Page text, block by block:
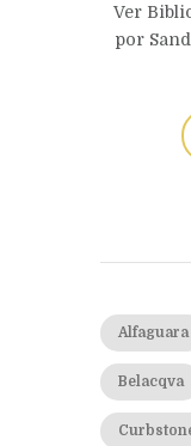
Ver
por
Alfaguara
Belacqva